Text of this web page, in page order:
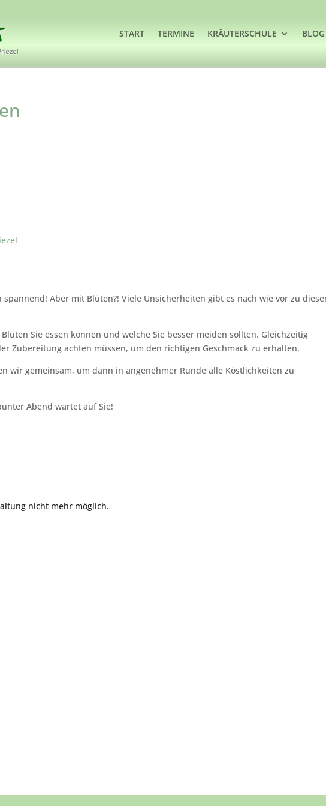
START TERMINE KRÄUTERSCHULE BLOG
Aber mit Blüten?! Viele Unsicherheiten gibt es nach wie vor zu
Sie essen können und welche Sie besser meiden sollten. Gleichzeitig
Zubereitung achten müssen, um den richtigen Geschmack zu erhalten.
wir gemeinsam, um dann in angenehmer Runde alle Köstlichkeiten zu
Abend wartet auf Sie!
nicht mehr möglich.